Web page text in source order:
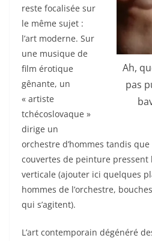
Ah,
pas
reste focalisée sur
le même sujet :
l’art moderne. Sur
une musique de
film érotique
gênante, un
« artiste
tchécoslovaque »
dirige un
orchestre d’hommes tandis
couvertes de peinture
verticale (ajouter ici quelques
hommes de l’orchestre,
qui s’agitent).
L’art contemporain dégénéré